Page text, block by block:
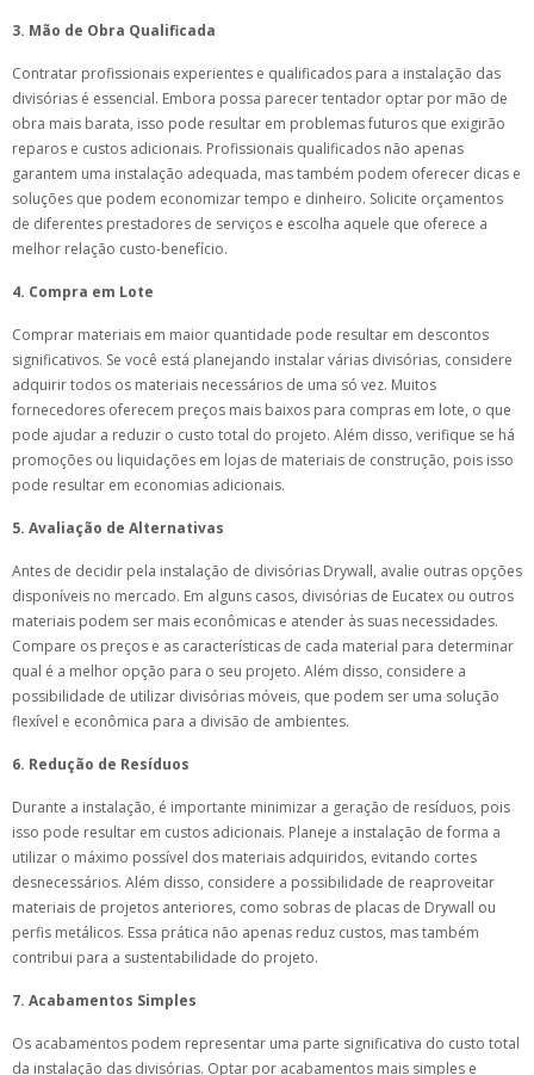
3. Mão de Obra Qualificada
Contratar profissionais experientes e qualificados para a instalação das
divisórias é essencial. Embora possa parecer tentador optar por mão de
obra mais barata, isso pode resultar em problemas futuros que exigirão
reparos e custos adicionais. Profissionais qualificados não apenas
garantem uma instalação adequada, mas também podem oferecer dicas e
soluções que podem economizar tempo e dinheiro. Solicite orçamentos
de diferentes prestadores de serviços e escolha aquele que oferece a
melhor relação custo-benefício.
4. Compra em Lote
Comprar materiais em maior quantidade pode resultar em descontos
significativos. Se você está planejando instalar várias divisórias, considere
adquirir todos os materiais necessários de uma só vez. Muitos
fornecedores oferecem preços mais baixos para compras em lote, o que
pode ajudar a reduzir o custo total do projeto. Além disso, verifique se há
promoções ou liquidações em lojas de materiais de construção, pois isso
pode resultar em economias adicionais.
5. Avaliação de Alternativas
Antes de decidir pela instalação de divisórias Drywall, avalie outras opções
disponíveis no mercado. Em alguns casos, divisórias de Eucatex ou outros
materiais podem ser mais econômicas e atender às suas necessidades.
Compare os preços e as características de cada material para determinar
qual é a melhor opção para o seu projeto. Além disso, considere a
possibilidade de utilizar divisórias móveis, que podem ser uma solução
flexível e econômica para a divisão de ambientes.
6. Redução de Resíduos
Durante a instalação, é importante minimizar a geração de resíduos, pois
isso pode resultar em custos adicionais. Planeje a instalação de forma a
utilizar o máximo possível dos materiais adquiridos, evitando cortes
desnecessários. Além disso, considere a possibilidade de reaproveitar
materiais de projetos anteriores, como sobras de placas de Drywall ou
perfis metálicos. Essa prática não apenas reduz custos, mas também
contribui para a sustentabilidade do projeto.
7. Acabamentos Simples
Os acabamentos podem representar uma parte significativa do custo total
da instalação das divisórias. Optar por acabamentos mais simples e